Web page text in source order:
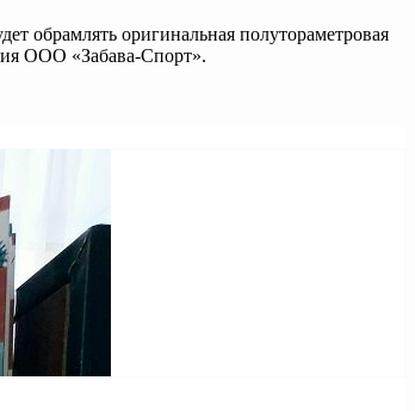
обрамлять оригинальная полутораметровая
ООО «Забава-Спорт».